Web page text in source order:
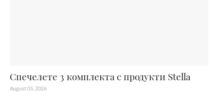
Спечелете 3 комплекта с продукти Stella
August 05, 2026